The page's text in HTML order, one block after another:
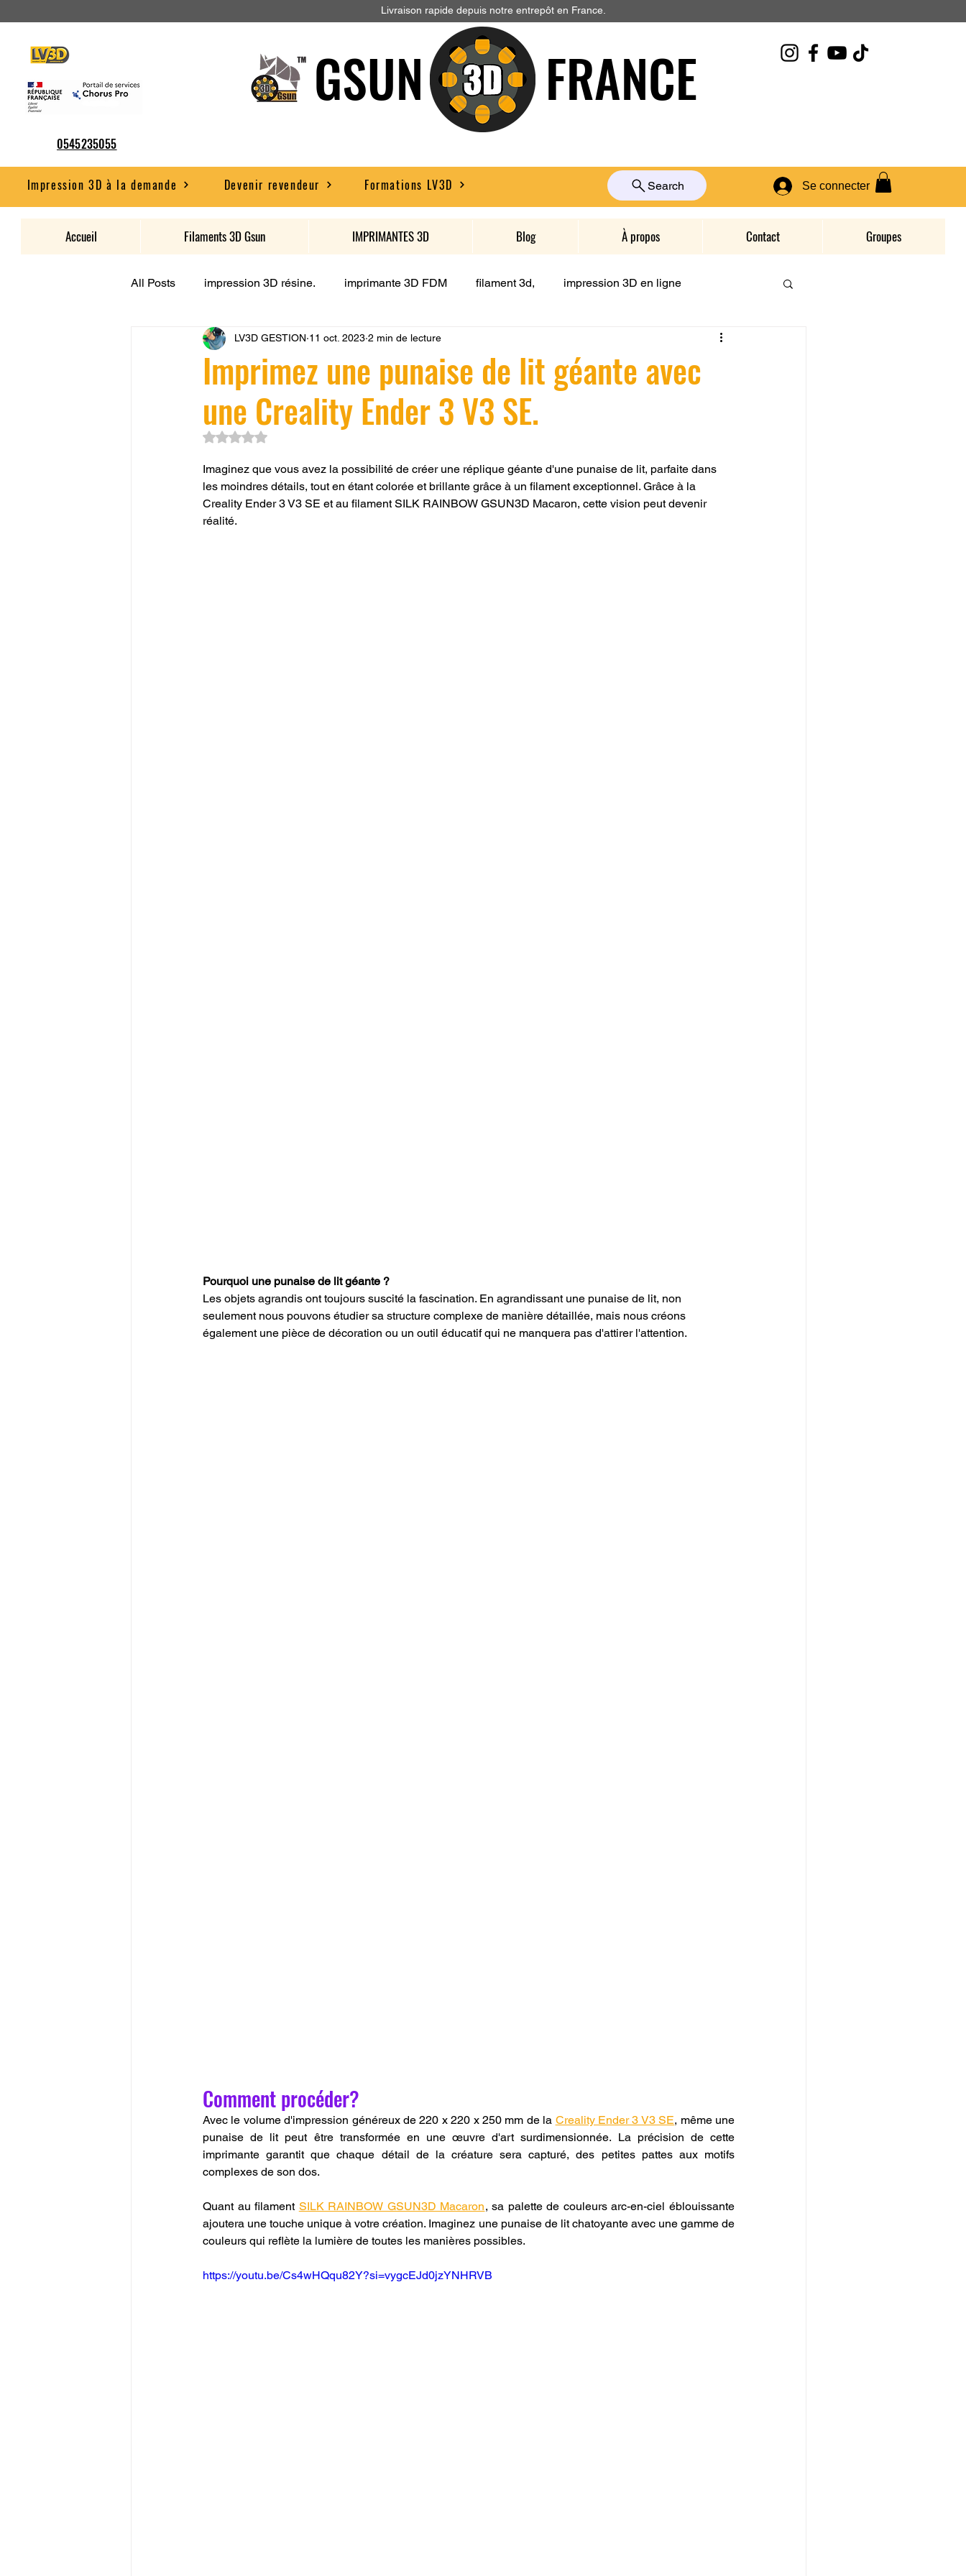
Livraison rapide depuis notre entrepôt en France.
0545235055
GSUN FRANCE
Impression 3D à la demande Devenir revendeur Formations LV3D Se connecter
Search
Accueil Filaments 3D Gsun IMPRIMANTES 3D Blog À propos Contact Groupes
All Posts impression 3D résine. imprimante 3D FDM filament 3d, impression 3D en ligne
CONCESSION LV3D JEU LV3D Formation
Formation à l'impression 3D CPF impression 3D à la demande
Entretien imprimante 3D CRÉALITY SPARK X I7
Imprimez une punaise de lit géante avec
une Creality Ender 3 V3 SE.
LV3D GESTION 11 oct. 2023 2 min de lecture
Noté NaN étoiles sur 5.
Imaginez que vous avez la possibilité de créer une réplique géante d'une punaise de lit, parfaite dans
les moindres détails, tout en étant colorée et brillante grâce à un filament exceptionnel. Grâce à la
Creality Ender 3 V3 SE et au filament SILK RAINBOW GSUN3D Macaron, cette vision peut devenir
réalité.
Pourquoi une punaise de lit géante ?
Les objets agrandis ont toujours suscité la fascination. En agrandissant une punaise de lit, non
seulement nous pouvons étudier sa structure complexe de manière détaillée, mais nous créons
également une pièce de décoration ou un outil éducatif qui ne manquera pas d'attirer l'attention.
Comment procéder?
Avec le volume d'impression généreux de 220 x 220 x 250 mm de la Creality Ender 3 V3 SE, même une
punaise de lit peut être transformée en une œuvre d'art surdimensionnée. La précision de cette
imprimante garantit que chaque détail de la créature sera capturé, des petites pattes aux motifs
complexes de son dos.
Quant au filament SILK RAINBOW GSUN3D Macaron, sa palette de couleurs arc-en-ciel éblouissante
ajoutera une touche unique à votre création. Imaginez une punaise de lit chatoyante avec une gamme de
couleurs qui reflète la lumière de toutes les manières possibles.
https://youtu.be/Cs4wHQqu82Y?si=vygcEJd0jzYNHRVB